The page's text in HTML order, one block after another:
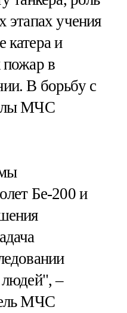
этапах учения
катера и
пожар в
В борьбу с
МЧС
Бе-200 и
людей", –
МЧС